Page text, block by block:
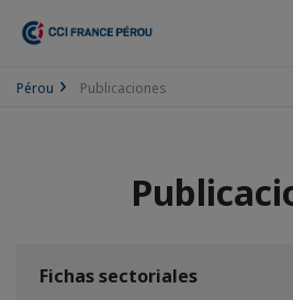
Pérou Publicaciones
Fichas sectoriales